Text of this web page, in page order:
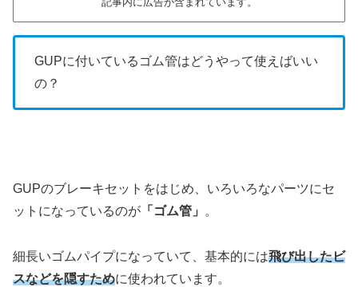
GUPに付いているゴム管はどうやって使えばいい
の？
GUPのブレーキセットをはじめ、いろいろなパーツにセ
ットになっているのが 「ゴム管」 。
細長いゴムパイプになっていて、基本的には飛び出したビ
スなどを隠すために使われています。